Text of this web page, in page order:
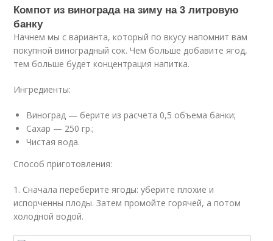
Компот из винограда на зиму на 3 литровую
банку
Начнем мы с варианта, который по вкусу напомнит вам
покупной виноградный сок. Чем больше добавите ягод,
тем больше будет концентрация напитка.
Ингредиенты:
Виноград — берите из расчета 0,5 объема банки;
Сахар — 250 гр.;
Чистая вода.
Способ приготовления:
1. Сначала переберите ягоды: уберите плохие и
испорченны плоды. Затем промойте горячей, а потом
холодной водой.